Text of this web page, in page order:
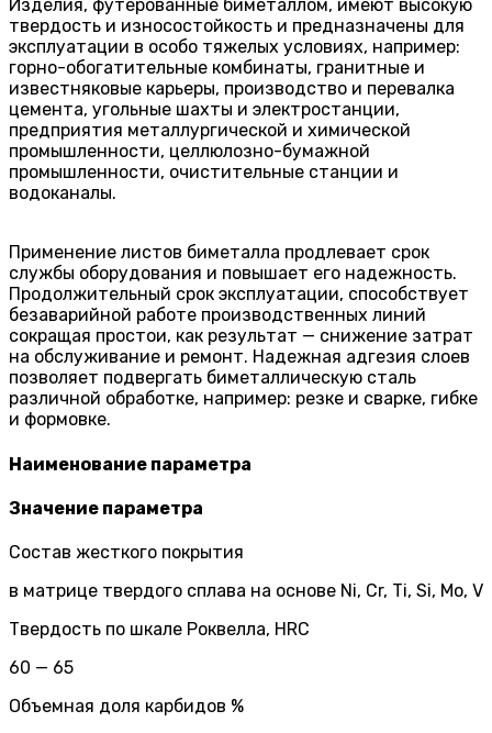
Изделия, футерованные биметаллом, имеют высокую
твердость и износостойкость и предназначены для
эксплуатации в особо тяжелых условиях, например:
горно-обогатительные комбинаты, гранитные и
известняковые карьеры, производство и перевалка
цемента, угольные шахты и электростанции,
предприятия металлургической и химической
промышленности, целлюлозно-бумажной
промышленности, очистительные станции и
водоканалы.
Применение листов биметалла продлевает срок
службы оборудования и повышает его надежность.
Продолжительный срок эксплуатации, способствует
безаварийной работе производственных линий
сокращая простои, как результат — снижение затрат
на обслуживание и ремонт. Надежная адгезия слоев
позволяет подвергать биметаллическую сталь
различной обработке, например: резке и сварке, гибке
и формовке.
Наименование параметра
Значение параметра
Состав жесткого покрытия
в матрице твердого сплава на основе Ni, Cr, Ti, Si, Mo, V
Твердость по шкале Роквелла, HRC
60 — 65
Объемная доля карбидов %